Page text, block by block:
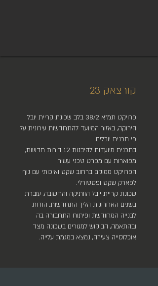
קורצאק 23
פרויקט תמ"א 38/2 בלב שכונת קריית יובל
הירוקה, באזור המיועד להתחדשות עירונית על
פי תכנית יובלים.
בתכנית מיועדות להיבנות 12 דירות חדשות,
מפוארות עם מפרט טכני עשיר.
הפרויקט ממוקם ברחוב שקט ואיכותי עם נוף
לפארק שקט ופסטורלי.
שכונת קריית יובל הוותיקה והחשובה, עוברת
בשנים האחרונות הליך התחדשות, הודות
לבנייה המחודשת ופיתוח התחבורה בה
ובהתאמה, הביקוש למגורים בשכונה מצד
אוכלוסייה צעירה, נמצא במגמת עלייה.